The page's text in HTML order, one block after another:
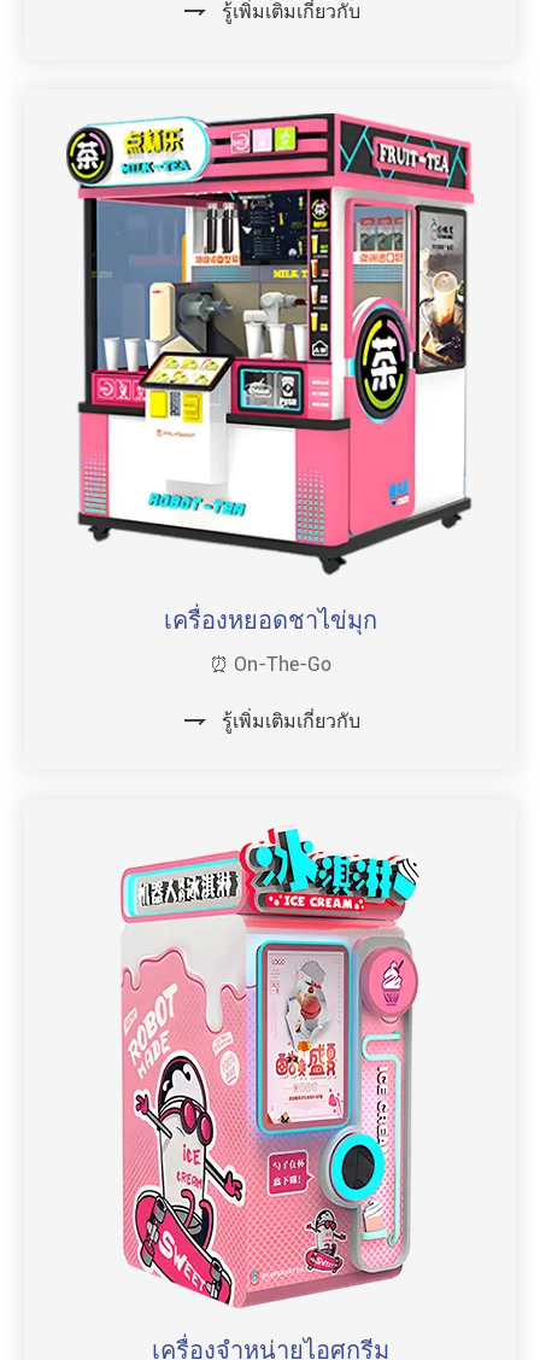
 รู้เพิ่มเติมเกี่ยวกับ
เครื่องหยอดชาไข่มุก
⏰ On-The-Go
 รู้เพิ่มเติมเกี่ยวกับ
เครื่องจำหน่ายไอศกรีม